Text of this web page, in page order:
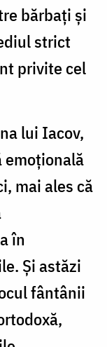
bărbați și
strict
privite cel
lui Iacov,
emoțională
mai ales că
în
Și astăzi
fântânii